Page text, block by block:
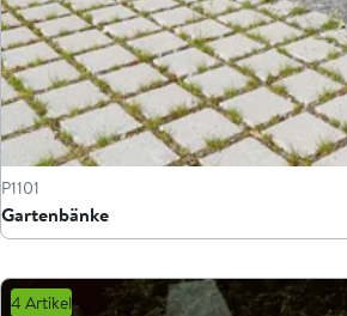
P1101
Gartenbänke
4 Artikel